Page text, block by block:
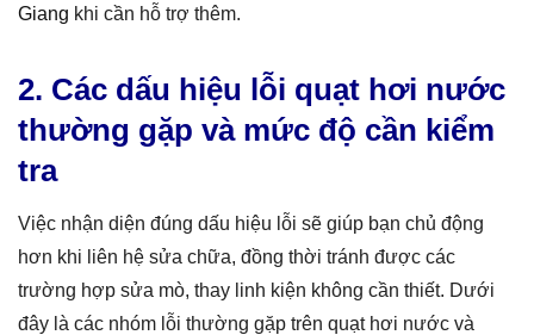
Giang khi cần hỗ trợ thêm.
2. Các dấu hiệu lỗi quạt hơi nước
thường gặp và mức độ cần kiểm
tra
Việc nhận diện đúng dấu hiệu lỗi sẽ giúp bạn chủ động
hơn khi liên hệ sửa chữa, đồng thời tránh được các
trường hợp sửa mò, thay linh kiện không cần thiết. Dưới
đây là các nhóm lỗi thường gặp trên quạt hơi nước và